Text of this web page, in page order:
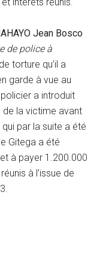
Jean Bosco
de police à
torture qu’il a
garde à vue au
a introduit
de la victime avant
par la suite a été
Gitega a été
à payer 1.200.000
à l’issue de